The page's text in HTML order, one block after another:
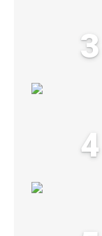
3
4